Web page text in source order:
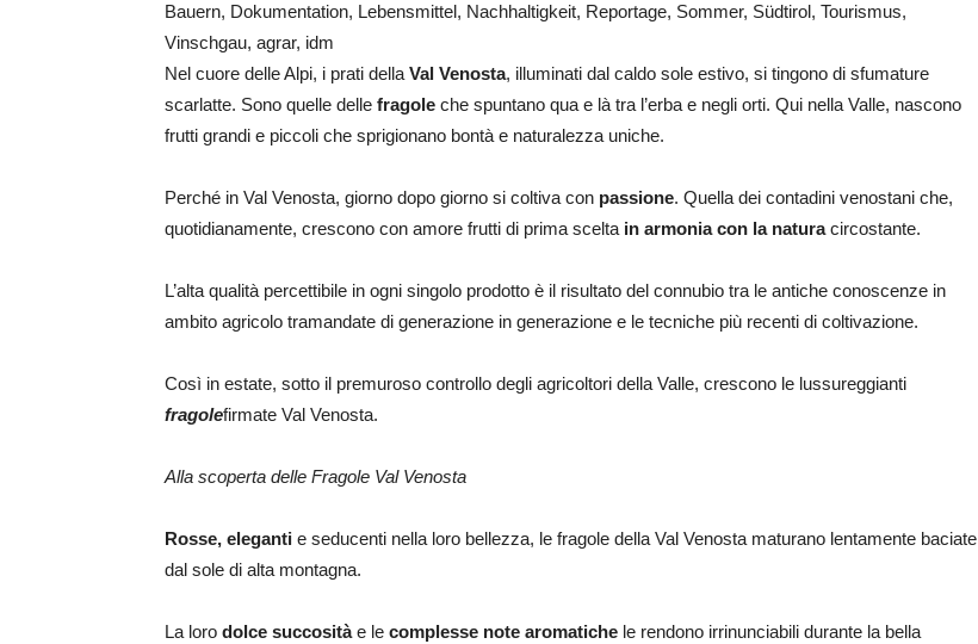
Bauern, Dokumentation, Lebensmittel, Nachhaltigkeit, Reportage, Sommer, Südtirol, Tourismus,
Vinschgau, agrar, idm
Nel cuore delle Alpi, i prati della Val Venosta, illuminati dal caldo sole estivo, si tingono di sfumature
scarlatte. Sono quelle delle fragole che spuntano qua e là tra l’erba e negli orti. Qui nella Valle, nascono
frutti grandi e piccoli che sprigionano bontà e naturalezza uniche.
Perché in Val Venosta, giorno dopo giorno si coltiva con passione. Quella dei contadini venostani che,
quotidianamente, crescono con amore frutti di prima scelta in armonia con la naturacircostante.
L’alta qualità percettibile in ogni singolo prodotto è il risultato del connubio tra le antiche conoscenze in
ambito agricolo tramandate di generazione in generazione e le tecniche più recenti di coltivazione.
Così in estate, sotto il premuroso controllo degli agricoltori della Valle, crescono le lussureggianti
fragolefirmate Val Venosta.
Alla scoperta delle Fragole Val Venosta
Rosse, eleganti e seducenti nella loro bellezza, le fragole della Val Venosta maturano lentamente baciate
dal sole di alta montagna.
La loro dolce succositàe le complesse note aromatiche le rendono irrinunciabili durante la bella